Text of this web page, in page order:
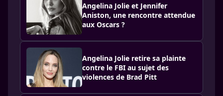
Angelina Jolie et Jennifer
Aniston, une rencontre attendue
aux Oscars ?
Angelina Jolie retire sa plainte
contre le FBI au sujet des
violences de Brad Pitt